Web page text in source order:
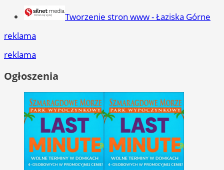
Tworzenie stron www - Łaziska Górne
reklama
reklama
Ogłoszenia